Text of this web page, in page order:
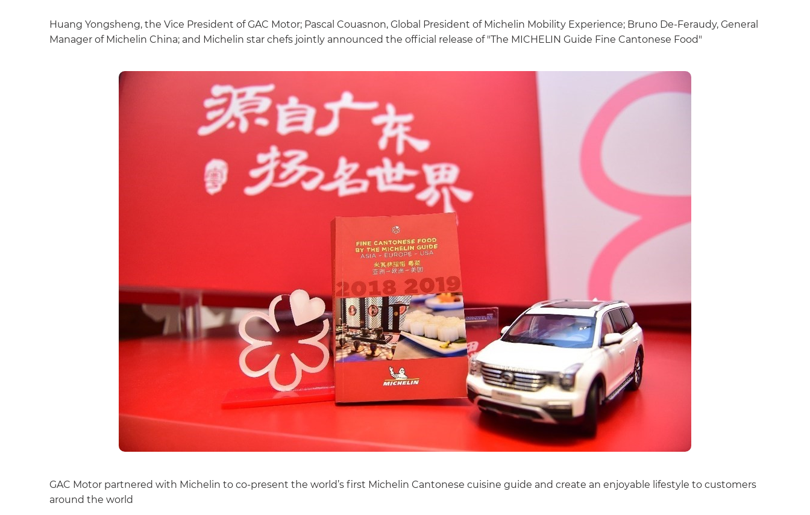
Huang Yongsheng, the Vice President of GAC Motor; Pascal Couasnon, Global President of Michelin Mobility Experience; Bruno De-Feraudy, General
Manager of Michelin China; and Michelin star chefs jointly announced the official release of "The MICHELIN Guide Fine Cantonese Food"
GAC Motor partnered with Michelin to co-present the world’s first Michelin Cantonese cuisine guide and create an enjoyable lifestyle to customers
around the world